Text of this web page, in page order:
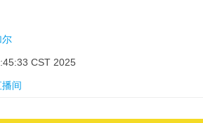
尔
CST 2025
间